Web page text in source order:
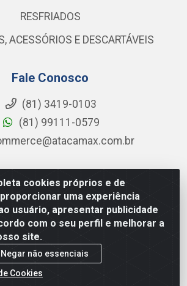
cookies próprios e de
uma experiência
usuário, apresentar publicidade
com o seu perfil e melhorar a
site.
Negar não essenciais
Cookies
RESFRIADOS
ACESSÓRIOS E DESCARTÁVEIS
Fale Conosco
(81) 3419-0103
(81) 99111-0579
de Alimentos LTDA - RODOVIA BR-
GP E GALPAO:D - Muribeca, Jaboatão dos
010 - CNPJ 08.305.623/0001-84